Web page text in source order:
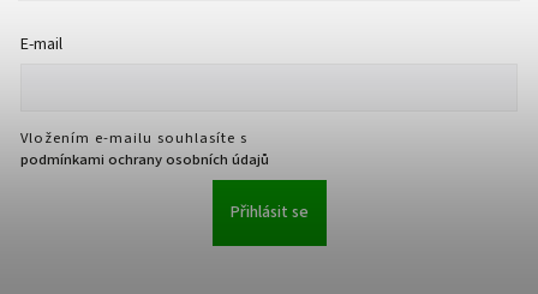
E-mail
Vložením e-mailu souhlasíte s
podmínkami ochrany osobních údajů
Přihlásit se